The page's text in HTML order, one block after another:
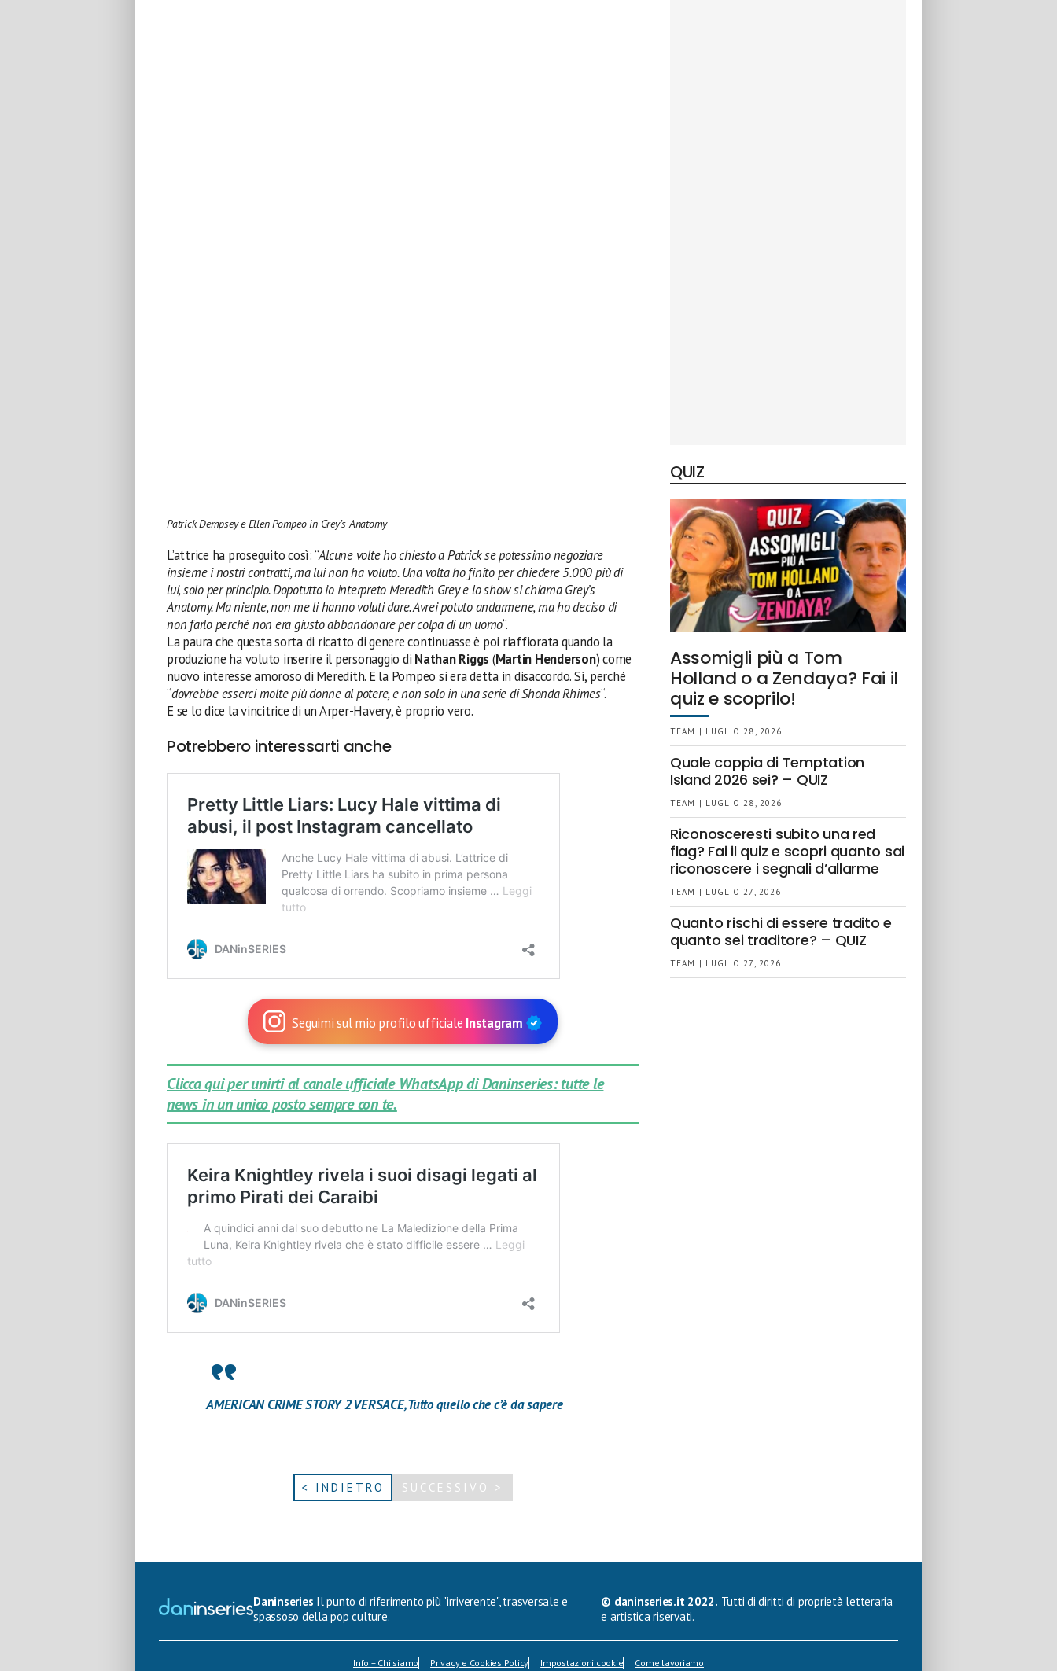
Patrick Dempsey e Ellen Pompeo in Grey’s Anatomy
L’attrice ha proseguito così: “Alcune volte ho chiesto a Patrick se potessimo negoziare
insieme i nostri contratti, ma lui non ha voluto. Una volta ho finito per chiedere 5.000più di
lui, solo per principio. Dopotutto io interpreto Meredith Grey e lo show si chiama Grey’s
Anatomy. Ma niente, non me li hanno voluti dare. Avrei potuto andarmene, ma ho deciso di
non farlo perché non era giusto abbandonare per colpa di un uomo“.
La paura che questa sorta di ricatto di genere continuasse è poi riaffiorata quando la
produzione ha voluto inserire il personaggio di Nathan Riggs (Martin Henderson) come
nuovo interesse amoroso di Meredith. E la Pompeo si era detta in disaccordo. Sì, perché
“dovrebbe esserci molte più donne al potere, e non solo in una serie di Shonda Rhimes“.
E se lo dice la vincitrice di un Arper-Havery, è proprio vero.
Potrebbero interessarti anche
Seguimi sul mio profilo ufficiale Instagram
Clicca qui per unirti al canale ufficiale WhatsApp di Daninseries: tutte le
news in un unico posto sempre con te.
AMERICAN CRIME STORY 2 VERSACE, Tutto quello che c’è da sapere
< INDIETRO SUCCESSIVO >
QUIZ
Assomigli più a Tom
Holland o a Zendaya? Fai il
quiz e scoprilo!
TEAM | LUGLIO 28, 2026
Quale coppia di Temptation
Island 2026 sei? – QUIZ
TEAM | LUGLIO 28, 2026
Riconosceresti subito una red
flag? Fai il quiz e scopri quanto sai
riconoscere i segnali d’allarme
TEAM | LUGLIO 27, 2026
Quanto rischi di essere tradito e
quanto sei traditore? – QUIZ
TEAM | LUGLIO 27, 2026
Daninseries Il punto di riferimento più "irriverente", trasversale e
spassoso della pop culture.
© daninseries.it 2022. Tutti di diritti di proprietà letteraria
e artistica riservati.
Info – Chi siamo Privacy e Cookies Policy Impostazioni cookie Come lavoriamo